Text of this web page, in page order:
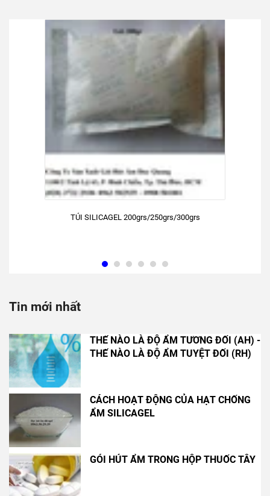
TÚI SILICAGEL 200grs/250grs/300grs
Tin mới nhất
THẾ NÀO LÀ ĐỘ ẨM TƯƠNG ĐỐI (AH) -
THẾ NÀO LÀ ĐỘ ẨM TUYỆT ĐỐI (RH)
CÁCH HOẠT ĐỘNG CỦA HẠT CHỐNG
ẨM SILICAGEL
GÓI HÚT ẨM TRONG HỘP THUỐC TÂY